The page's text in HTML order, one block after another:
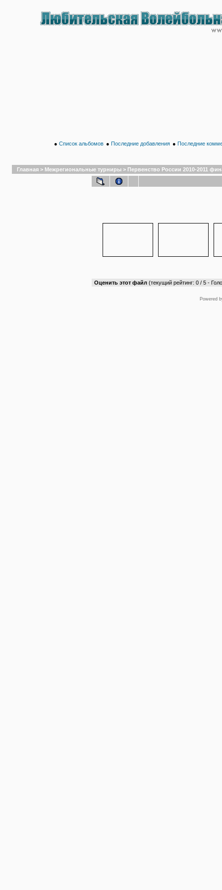
● Список альбомов ● Последние добавления ● Последние
Главная > Межрегиональные турниры > Первенство России 2010-2011
Оценить этот файл (текущий рейтинг: 0 / 5 -
Powered